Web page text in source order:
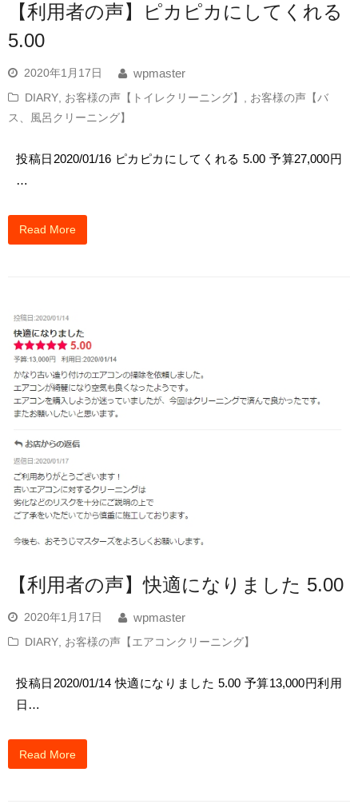
【利用者の声】ピカピカにしてくれる
5.00
2020年1月17日
wpmaster
DIARY お客様の声【トイレクリーニング】
お客様の声【バ
ス、風呂クリーニング】
投稿日2020/01/16 ピカピカにしてくれる 5.00 予算27,000円
…
Read More
【利用者の声】快適になりました 5.00
2020年1月17日
wpmaster
DIARY, お客様の声【エアコンクリーニング】
投稿日2020/01/14 快適になりました 5.00 予算13,000円利用
日…
Read More